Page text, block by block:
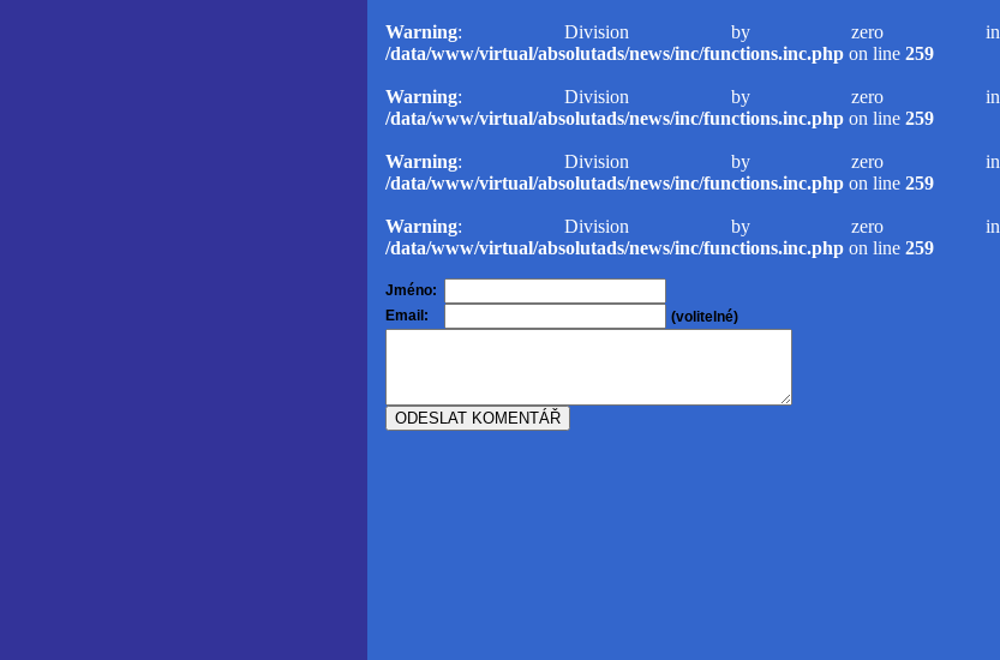
Warning: Division by zero in
/data/www/virtual/absolutads/news/inc/functions.inc.php on line 259
Warning: Division by zero in
/data/www/virtual/absolutads/news/inc/functions.inc.php on line 259
Warning: Division by zero in
/data/www/virtual/absolutads/news/inc/functions.inc.php on line 259
Warning: Division by zero in
/data/www/virtual/absolutads/news/inc/functions.inc.php on line 259
Jméno:
Email:
(volitelné)